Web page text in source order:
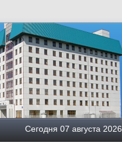
Сегодня 07 августа 2026